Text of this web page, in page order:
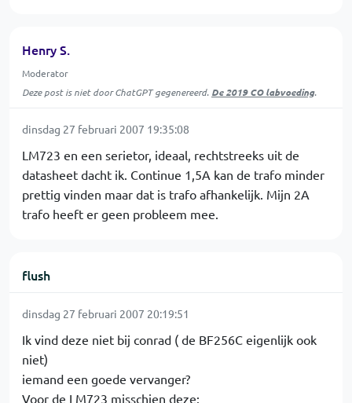
Henry S.
Moderator
Deze post is niet door ChatGPT gegenereerd. De 2019 CO labvoeding.
dinsdag 27 februari 2007 19:35:08
LM723 en een serietor, ideaal, rechtstreeks uit de
datasheet dacht ik. Continue 1,5A kan de trafo minder
prettig vinden maar dat is trafo afhankelijk. Mijn 2A
trafo heeft er geen probleem mee.
flush
dinsdag 27 februari 2007 20:19:51
Ik vind deze niet bij conrad ( de BF256C eigenlijk ook
niet)
iemand een goede vervanger?
Voor de LM723 misschien deze: